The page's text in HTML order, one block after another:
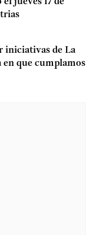
iniciativas de La
en que cumplamos